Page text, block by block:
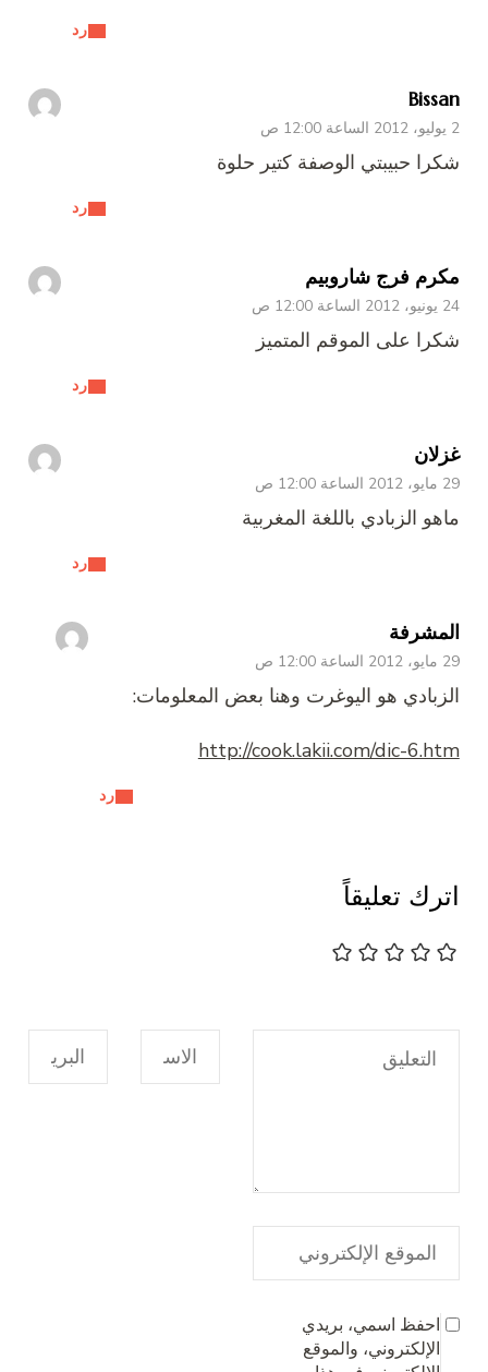
رد
Bissan
2 يوليو، 2012 الساعة 12:00 ص
رد
شكرا حبيبتي الوصفة كتير حلوة
مكرم فرج شاروبيم
24 يونيو، 2012 الساعة 12:00 ص
رد
شكرا على الموقم المتميز
غزلان
29 مايو، 2012 الساعة 12:00 ص
رد
ماهو الزبادي باللغة المغربية
المشرفة
29 مايو، 2012 الساعة 12:00 ص
رد
الزبادي هو اليوغرت وهنا بعض المعلومات:
http://cook.lakii.com/dic-6.htm
اترك تعليقاً
احفظ اسمي، بريدي
الإلكتروني، والموقع